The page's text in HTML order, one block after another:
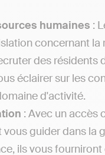
humaines :
concernant
des résidents
éclairer sur les
d'activité.
: Avec un accès
guider dans la
ils vous